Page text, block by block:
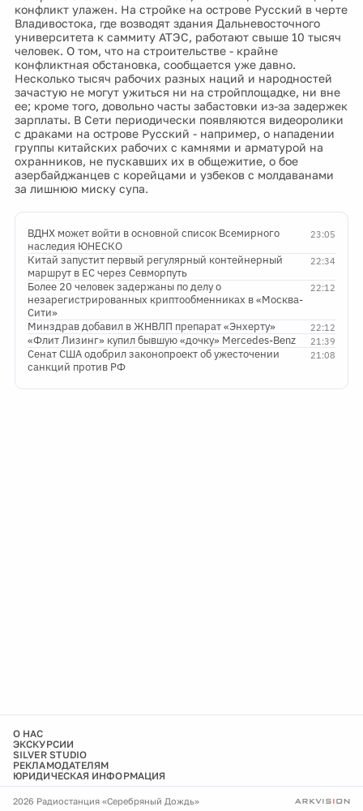
конфликт улажен. На стройке на острове Русский в черте
Владивостока, где возводят здания Дальневосточного
университета к саммиту АТЭС, работают свыше 10 тысяч
человек. О том, что на строительстве - крайне
конфликтная обстановка, сообщается уже давно.
Несколько тысяч рабочих разных наций и народностей
зачастую не могут ужиться ни на стройплощадке, ни вне
ее; кроме того, довольно часты забастовки из-за задержек
зарплаты. В Сети периодически появляются видеоролики
с драками на острове Русский - например, о нападении
группы китайских рабочих с камнями и арматурой на
охранников, не пускавших их в общежитие, о бое
азербайджанцев с корейцами и узбеков с молдаванами
за лишнюю миску супа.
23:05
ВДНХ может войти в основной список Всемирного
наследия ЮНЕСКО
22:34
Китай запустит первый регулярный контейнерный
маршрут в ЕС через Севморпуть
22:12
Более 20 человек задержаны по делу о
незарегистрированных криптообменниках в «Москва-
Сити»
22:12
Минздрав добавил в ЖНВЛП препарат «Энхерту»
21:39
«Флит Лизинг» купил бывшую «дочку» Mercedes-Benz
21:08
Сенат США одобрил законопроект об ужесточении
санкций против РФ
О НАС
ЭКСКУРСИИ
SILVER STUDIO
РЕКЛАМОДАТЕЛЯМ
ЮРИДИЧЕСКАЯ ИНФОРМАЦИЯ
2026 Радиостанция «Серебряный Дождь»